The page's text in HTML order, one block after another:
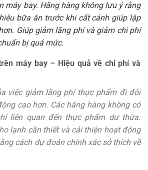
máy bay. Hãng hàng không lưu ý rằng
bữa ăn trước khi cất cánh giúp lập
Giúp giảm lãng phí và giảm chi phí
bị quá mức.
máy bay – Hiệu quả về chi phí và
việc giảm lãng phí thực phẩm đi đôi
cao hơn. Các hãng hàng không có
liên quan đến thực phẩm dư thừa.
lạnh cần thiết và cải thiện hoạt động
cách dự đoán chính xác sở thích về